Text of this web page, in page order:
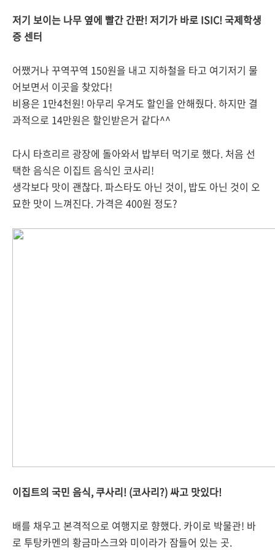
저기 보이는 나무 옆에 빨간 간판! 저기가 바로 ISIC! 국제학생
증 센터
어쨌거나 꾸역꾸역 150원을 내고 지하철을 타고 여기저기 물
어보면서 이곳을 찾았다!
비용은 1만4천원! 아무리 우겨도 할인을 안해줬다. 하지만 결
과적으로 14만원은 할인받은거 같다^^
다시 타흐리르 광장에 돌아와서 밥부터 먹기로 했다. 처음 선
택한 음식은 이집트 음식인 코사리!
생각보다 맛이 괜찮다. 파스타도 아닌 것이, 밥도 아닌 것이 오
묘한 맛이 느껴진다. 가격은 400원 정도?
이집트의 국민 음식, 쿠사리! (코사리?) 싸고 맛있다!
배를 채우고 본격적으로 여행지로 향했다. 카이로 박물관! 바
로 투탕카멘의 황금마스크와 미이라가 잠들어 있는 곳.